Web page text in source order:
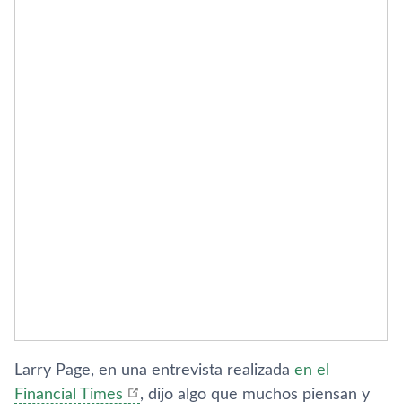
Larry Page, en una entrevista realizada en el
Financial Times
, dijo algo que muchos piensan y